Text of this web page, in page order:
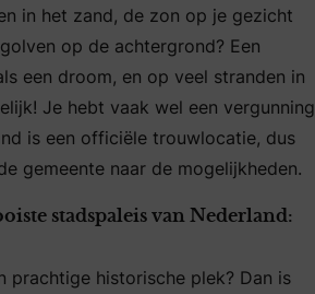
in het zand, de zon op je gezicht
op de achtergrond? Een
een droom, en op veel stranden in
Je hebt vaak wel een vergunning
is een officiële trouwlocatie, dus
gemeente naar de mogelijkheden.
stadspaleis van Nederland:
prachtige historische plek? Dan is